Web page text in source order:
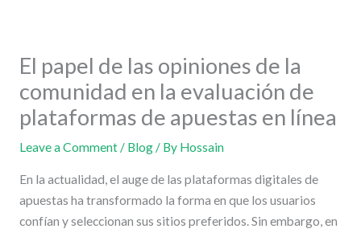
El papel de las opiniones de la
comunidad en la evaluación de
plataformas de apuestas en línea
Leave a Comment / Blog/ By Hossain
En la actualidad, el auge de las plataformas digitales de
apuestas ha transformado la forma en que los usuarios
confían y seleccionan sus sitios preferidos. Sin embargo, en